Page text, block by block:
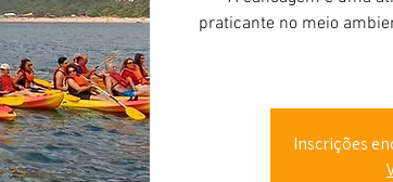
praticante no meio
Inscrições